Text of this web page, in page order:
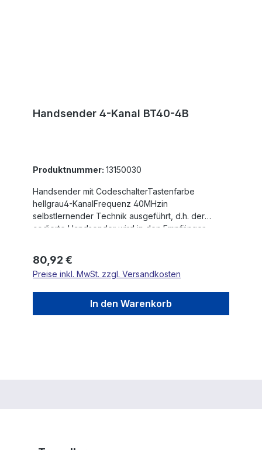
Handsender 4-Kanal BT40-4B
Produktnummer: 13150030
Handsender mit CodeschalterTastenfarbe
hellgrau4-KanalFrequenz 40MHzin
selbstlernender Technik ausgeführt, d.h. der
codierte Handsender wird in den Empfänger
Regulärer Preis:
80,92 €
Preise inkl. MwSt. zzgl. Versandkosten
In den Warenkorb